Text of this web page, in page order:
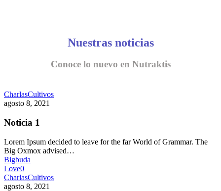
Nuestras noticias
Conoce lo nuevo en Nutraktis
CharlasCultivos
agosto 8, 2021
Noticia 1
Lorem Ipsum decided to leave for the far World of Grammar. The
Big Oxmox advised…
Bigbuda
Love0
CharlasCultivos
agosto 8, 2021